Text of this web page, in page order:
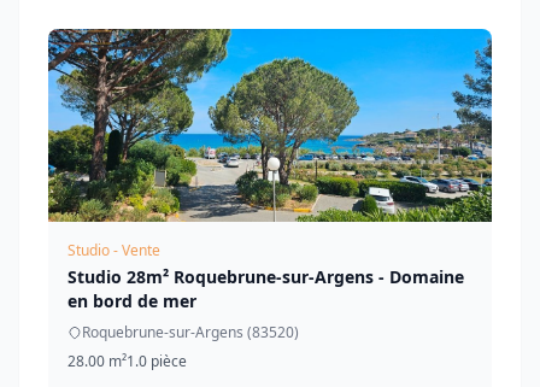
Studio - Vente
Studio 28m² Roquebrune-sur-Argens - Domaine
en bord de mer
Roquebrune-sur-Argens (83520)
28.00 m²1.0 pièce